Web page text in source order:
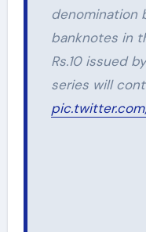
denomination
banknotes in
Rs.10 issued
series will